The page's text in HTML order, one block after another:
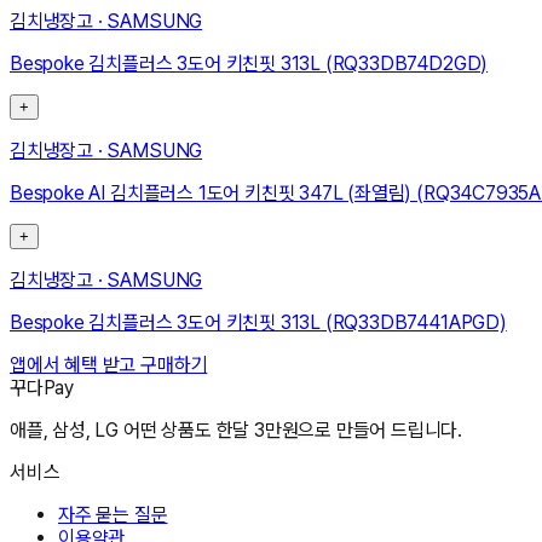
김치냉장고 · SAMSUNG
Bespoke 김치플러스 3도어 키친핏 313L (RQ33DB74D2GD)
+
김치냉장고 · SAMSUNG
Bespoke AI 김치플러스 1도어 키친핏 347L (좌열림)
+
김치냉장고 · SAMSUNG
Bespoke 김치플러스 3도어 키친핏 313L (RQ33DB7441APGD)
앱에서 혜택 받고 구매하기
꾸다Pay
애플, 삼성, LG 어떤 상품도 한달 3만원으로 만들어 드립니다.
서비스
자주 묻는 질문